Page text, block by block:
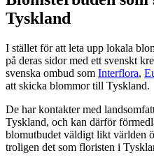
Tyskland
I stället för att leta upp lokala
på deras sidor med ett svenskt
svenska ombud som Interflora,
att skicka blommor till Tyskland.
De har kontakter med
Tyskland, och kan därför
blomutbudet väldigt likt världen
troligen det som floristen i